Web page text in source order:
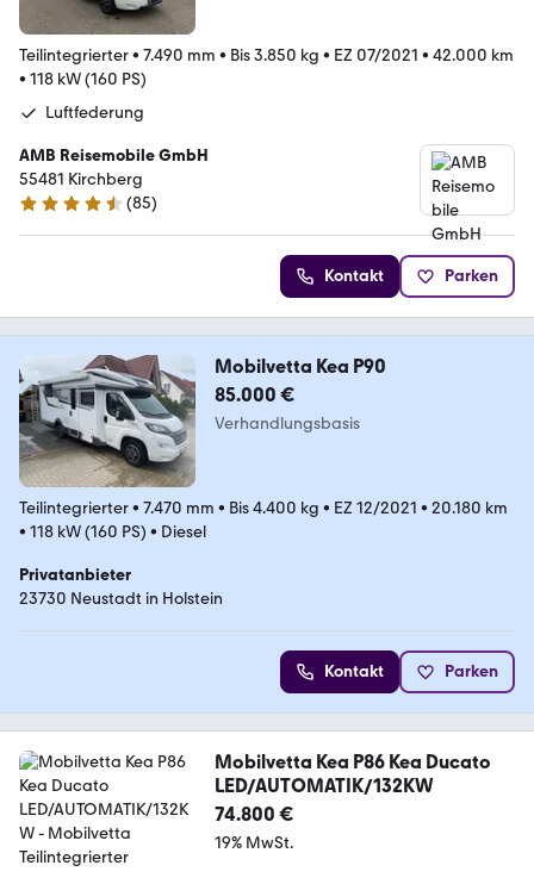
Teilintegrierter• 7.490 mm • Bis 3.850 kg • EZ 07/2021 • 42.000 km
• 118 kW (160 PS)
Luftfederung
AMB Reisemobile GmbH
55481 Kirchberg
4.4 Sterne
(85)
Kontakt Parken
Mobilvetta Kea P90
85.000 €
Verhandlungsbasis
Teilintegrierter• 7.470 mm • Bis 4.400 kg • EZ 12/2021 • 20.180 km
• 118 kW (160 PS) • Diesel
Privatanbieter
23730 Neustadt in Holstein
Kontakt Parken
Mobilvetta Kea P86 Kea Ducato
LED/AUTOMATIK/132KW
74.800 €
19% MwSt.